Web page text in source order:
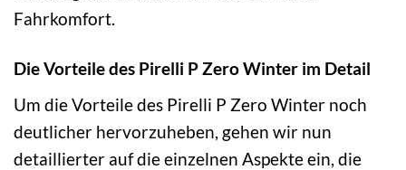
Fahrkomfort.
Die Vorteile des Pirelli P Zero Winter im Detail
Um die Vorteile des Pirelli P Zero Winter noch
deutlicher hervorzuheben, gehen wir nun
detaillierter auf die einzelnen Aspekte ein, die